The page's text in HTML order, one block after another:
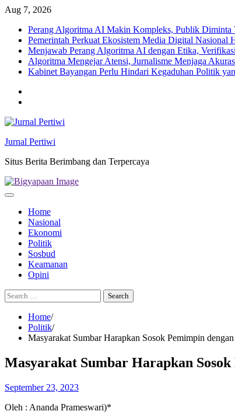
Skip
content
Aug 7, 2026
Perang Algoritma AI Makin Kompleks, Publik
Pemerintah Perkuat Ekosistem Media Digital Nasional
Menjawab Perang Algoritma AI dengan Etika,
Algoritma Mengejar Atensi, Jurnalisme Menjaga
Kabinet Bayangan Perlu Hindari Kegaduhan Politik
Jurnal Pertiwi
Situs Berita Berimbang dan Terpercaya
Home
Nasional
Ekonomi
Politik
Sosbud
Keamanan
Opini
Search
for:
Home
Politik
Masyarakat Sumbar Harapkan Sosok Pemimpin
Masyarakat Sumbar Harapkan
September 23, 2023
Oleh : Ananda Prameswari)*